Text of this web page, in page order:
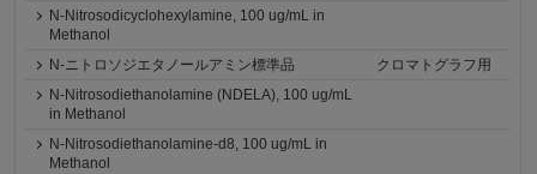
N-Nitrosodicyclohexylamine, 100 ug/mL in
Methanol
N-ニトロソジエタノールアミン標準品
クロマトグラフ用
N-Nitrosodiethanolamine (NDELA), 100 ug/mL
in Methanol
N-Nitrosodiethanolamine-d8, 100 ug/mL in
Methanol